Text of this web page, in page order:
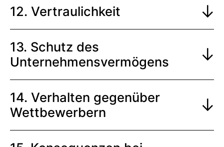
12. Vertraulichkeit
13. Schutz des
Unternehmensvermögens
14. Verhalten gegenüber
Wettbewerbern